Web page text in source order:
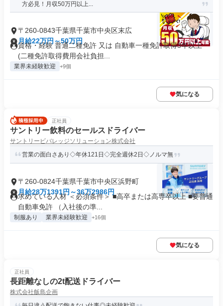
方必見！月収50万円以上...
〒260-0843千葉県千葉市中央区末広
月給22万円～50万円
資格・経験 普通二種免許 又は 自動車一種免許取得3年以上
(二種免許取得費用会社負担...
業界未経験歓迎 +9個
気になる
正社員
サントリー飲料のセールスドライバー
サントリービバレッジソリューション株式会社
営業の面白さあり◇年休121日◇完全週休2日◇ノルマ無
〒260-0824千葉県千葉市中央区浜野町
月給28万1391円～36万2986円
求めている人材 ＜必須条件＞ ■高卒または高専卒以上 ■要普通
自動車免許 （入社後の準...
制服あり 業界未経験歓迎 +16個
気になる
正社員
長距離なしの2t配送ドライバー
株式会社飯島企画